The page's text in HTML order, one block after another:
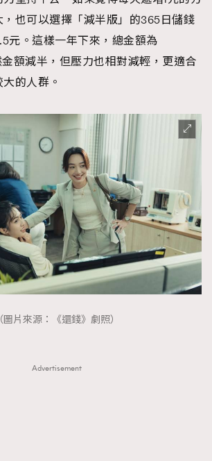
也可以選擇「減半版」的365日儲錢
元。這樣一年下來，總金額為
額減半，但壓力也相對減輕，更適合
的人群。
（圖片來源：《還錢》劇照）
Advertisement